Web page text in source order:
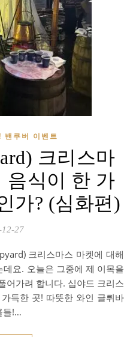
밴쿠버 이벤트
크리스마
음식이 한 가
가? (심화편)
27
요. 오늘은 그중에 제 이목을
어가려 합니다. 십야드 크리스
득한 곳! 따뜻한 와인 글뤼바
들!…